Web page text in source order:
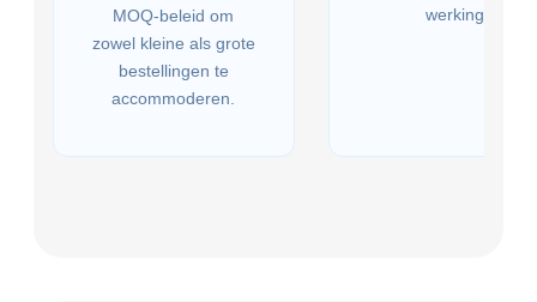
MOQ-beleid om
zowel kleine als grote
bestellingen te
accommoderen.
werking.